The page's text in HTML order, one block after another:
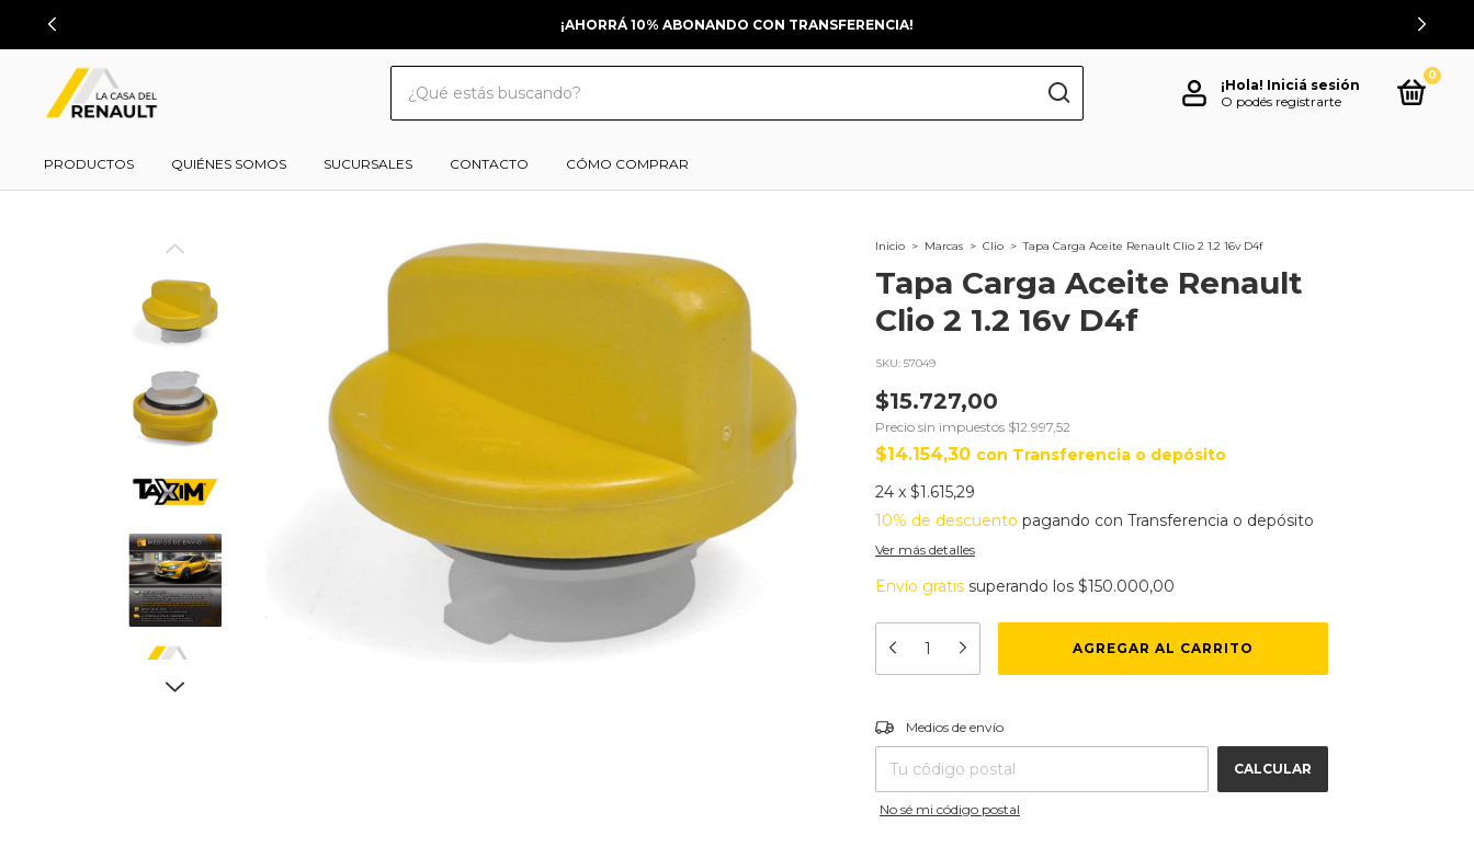
¡AHORRÁ 10% ABONANDO CON TRANSFERENCIA!
¡Hola! Iniciá sesión
O podés registrarte
0
PRODUCTOS QUIÉNES SOMOS SUCURSALES CONTACTO CÓMO COMPRAR
Inicio > Marcas > Clio > Tapa Carga Aceite Renault Clio 2 1.2 16v D4f
Tapa Carga Aceite Renault
Clio 2 1.2 16v D4f
SKU: 57049
$15.727,00
Precio sin impuestos $12.997,52
$14.154,30 con Transferencia o depósito
24 x $1.615,29
10% de descuento pagando con Transferencia o depósito
Ver más detalles
Envío gratis superando los $150.000,00
Entregas para el CP:
Medios de envío
CALCULAR
No sé mi código postal